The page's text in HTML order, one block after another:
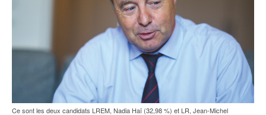
Ce sont les deux candidats LREM, Nadia Haï (32,98 %) et LR, Jean-Michel